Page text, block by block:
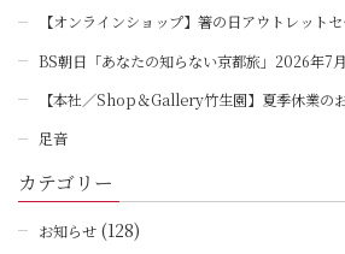
【オンラインショップ】箸の日アウトレット
BS朝日「あなたの知らない京都旅」2026年7
【本社／Shop＆Gallery竹生園】夏季休業の
足音
カテゴリー
お知らせ(128)